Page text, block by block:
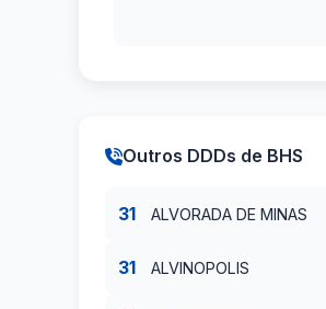
Outros DDDs de BHS
31 ALVORADA DE MINAS
31 ALVINOPOLIS